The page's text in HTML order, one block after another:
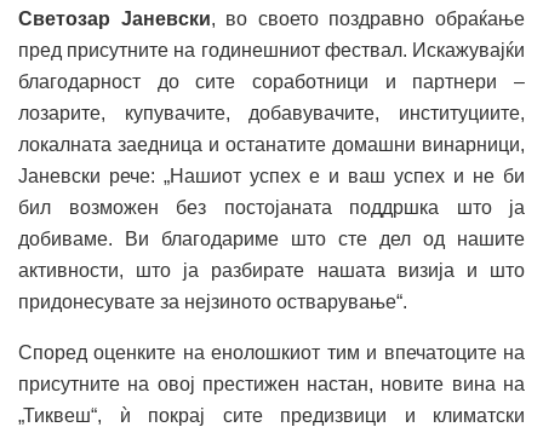
Светозар Јаневски, во своето поздравно обраќање
пред присутните на годинешниот фествал. Искажувајќи
благодарност до сите соработници и партнери –
лозарите, купувачите, добавувачите, институциите,
локалната заедница и останатите домашни винарници,
Јаневски рече: „Нашиот успех е и ваш успех и не би
бил возможен без постојаната поддршка што ја
добиваме. Ви благодариме што сте дел од нашите
активности, што ја разбирате нашата визија и што
придонесувате за нејзиното остварување“.
Според оценките на енолошкиот тим и впечатоците на
присутните на овој престижен настан, новите вина на
„Тиквеш“, ѝ покрај сите предизвици и климатски